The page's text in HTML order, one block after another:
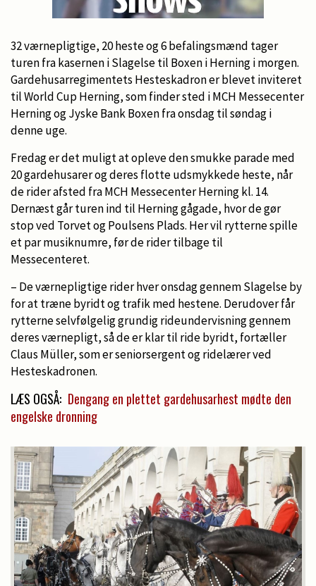
32 værnepligtige, 20 heste og 6 befalingsmænd tager
turen fra kasernen i Slagelse til Boxen i Herning i morgen.
Gardehusarregimentets Hesteskadron er blevet inviteret
til World Cup Herning, som finder sted i MCH Messecenter
Herning og Jyske Bank Boxen fra onsdag til søndag i
denne uge.
Fredag er det muligt at opleve den smukke parade med
20 gardehusarer og deres flotte udsmykkede heste, når
de rider afsted fra MCH Messecenter Herning kl. 14.
Dernæst går turen ind til Herning gågade, hvor de gør
stop ved Torvet og Poulsens Plads. Her vil rytterne spille
et par musiknumre, før de rider tilbage til
Messecenteret.
– De værnepligtige rider hver onsdag gennem Slagelse by
for at træne byridt og trafik med hestene. Derudover får
rytterne selvfølgelig grundig rideundervisning gennem
deres værnepligt, så de er klar til ride byridt, fortæller
Claus Müller, som er seniorsergent og ridelærer ved
Hesteskadronen.
LÆS OGSÅ: Dengang en plettet gardehusarhest mødte den
engelske dronning